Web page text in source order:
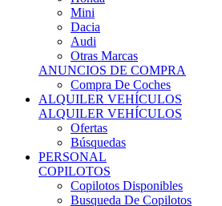
Dacia
Audi
Otras Marcas
ANUNCIOS DE COMPRA
Compra De Coches
ALQUILER VEHÍCULOS
ALQUILER VEHÍCULOS
Ofertas
Búsquedas
PERSONAL
COPILOTOS
Copilotos Disponibles
Busqueda De Copilotos
MECANICOS